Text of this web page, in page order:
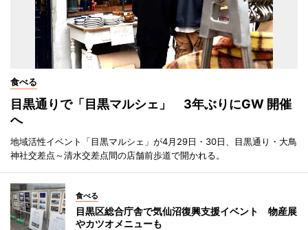
食べる
目黒通りで「目黒マルシェ」 3年ぶりにGW 開催
へ
地域活性イベント「目黒マルシェ」が4月29日・30日、目黒通り・大鳥
神社交差点～清水交差点間の店舗前歩道で開かれる。
食べる
目黒区総合庁舎で気仙沼復興支援イベント 物産展
やカツオメニューも